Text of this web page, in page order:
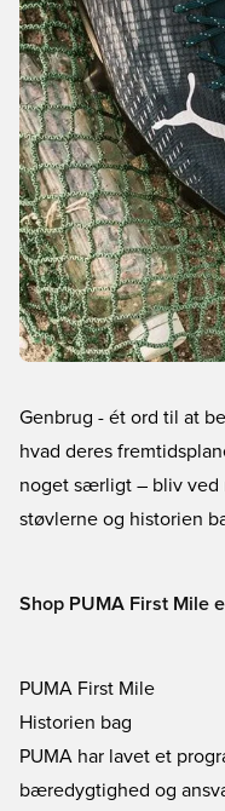
Genbrug - ét ord til at
hvad deres
noget særligt – bliv
støvlerne og historien
Shop PUMA First Mile
PUMA First Mile
Historien bag
PUMA har lavet et
bæredygtighed og